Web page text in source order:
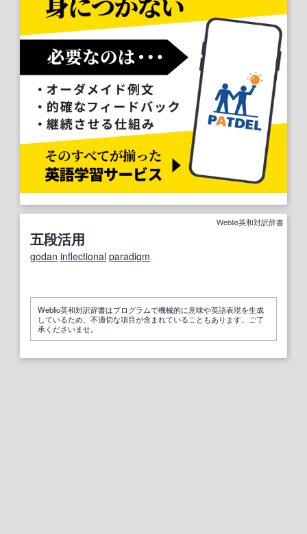
Weblio英和対訳辞書
五段活用
godan inflectional paradigm
Weblio英和対訳辞書はプログラムで機械的に意味や英語表現を生成
しているため、不適切な項目が含まれていることもあります。ご了
承くださいませ。